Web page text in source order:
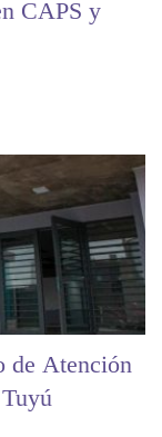
CAPS y
de Atención